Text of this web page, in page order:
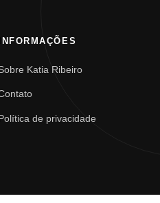
INFORMAÇÕES
Katia Ribeiro
de privacidade